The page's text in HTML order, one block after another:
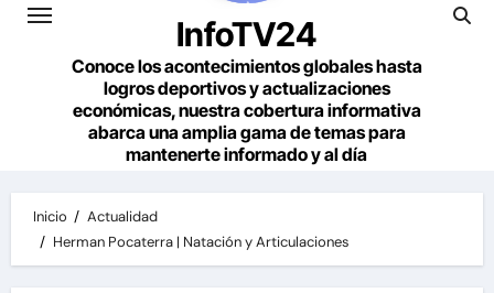
InfoTV24
Conoce los acontecimientos globales hasta
logros deportivos y actualizaciones
económicas, nuestra cobertura informativa
abarca una amplia gama de temas para
mantenerte informado y al día
Inicio
Actualidad
Herman Pocaterra | Natación y Articulaciones